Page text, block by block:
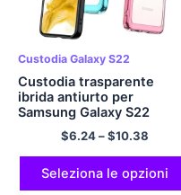
Custodia Galaxy S22
Custodia trasparente
ibrida antiurto per
Samsung Galaxy S22
5G,S22 Plus5G,Custodia
rigida per telefono con
bordo morbido backplane
S22 Ultra 5G
$6.24–$10.38
Seleziona le opzioni